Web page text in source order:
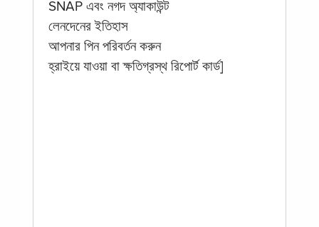
SNAP এবং নগদ অ্যাকাউন্ট
লেনদেনের ইতিহাস
আপনার পিন পরিবর্তন করুন
হ্রাইয়ে যাওয়া বা ক্ষতিগ্রস্থ রিপোর্ট কার্ড]